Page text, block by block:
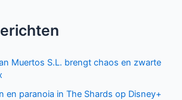
Muertos S.L. brengt chaos en zwarte
en paranoia in The Shards op Disney+